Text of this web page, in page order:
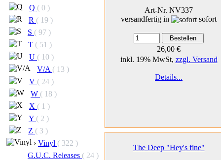
Q ( 0 )
R ( 19 )
S ( 97 )
T ( 51 )
U ( 10 )
V/A ( 13 )
V ( 24 )
W ( 18 )
X ( 1 )
Y ( 2 )
Z ( 3 )
› Vinyl ( 322 )
G.U.C. Releases ( 24 )
Art-Nr. NV337
versandfertig in
sofort
26,00 €
inkl. 19% MwSt, zzgl. Versand
Details...
The Deep "Hey's fine"